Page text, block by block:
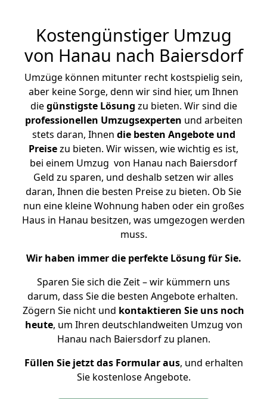
Kostengünstiger Umzug
von Hanau nach Baiersdorf
Umzüge können mitunter recht kostspielig sein,
aber keine Sorge, denn wir sind hier, um Ihnen
diegünstigste Lösung zu bieten. Wir sind die
professionellen Umzugsexperten und arbeiten
stets daran, Ihnen die besten Angebote und
Preisezu bieten. Wir wissen, wie wichtig es ist,
bei einem Umzug von Hanau nach Baiersdorf
Geld zu sparen, und deshalb setzen wir alles
daran, Ihnen die besten Preise zu bieten. Ob Sie
nun eine kleine Wohnung haben oder ein großes
Haus in Hanau besitzen, was umgezogen werden
muss.
Wir haben immer die perfekte Lösung für Sie.
Sparen Sie sich die Zeit – wir kümmern uns
darum, dass Sie die besten Angebote erhalten.
Zögern Sie nicht und kontaktieren Sie uns noch
heute, um Ihren deutschlandweiten Umzug von
Hanau nach Baiersdorf zu planen.
Füllen Sie jetzt das Formular aus, und erhalten
Sie kostenlose Angebote.